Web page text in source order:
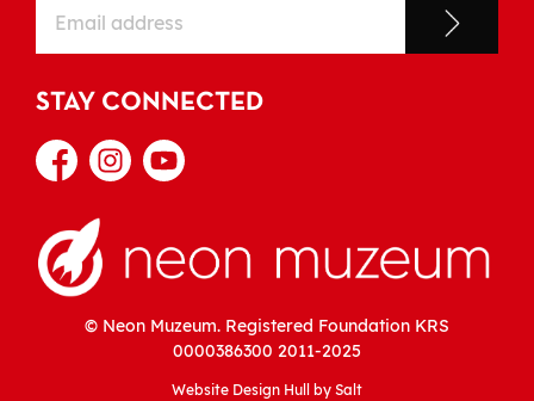
STAY CONNECTED
© Neon Muzeum. Registered Foundation KRS
0000386300 2011-2025
Website Design Hull by Salt